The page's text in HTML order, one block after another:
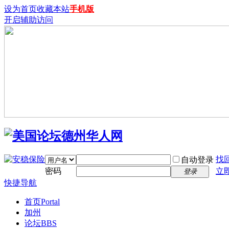
设为首页收藏本站手机版
开启辅助访问
自动登录 找
密码
登录
立
快捷导航
首页Portal
加州
论坛BBS